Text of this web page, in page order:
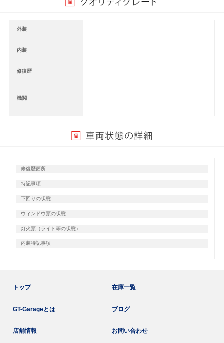
外装
内装
修復歴
機関
修復歴箇所
特記事項
下回りの状態
ウィンドウ類の状態
灯火類（ライト等の状態）
内装特記事項
トップ 在庫一覧
GT-Garageとは ブログ
店舗情報 お問い合わせ